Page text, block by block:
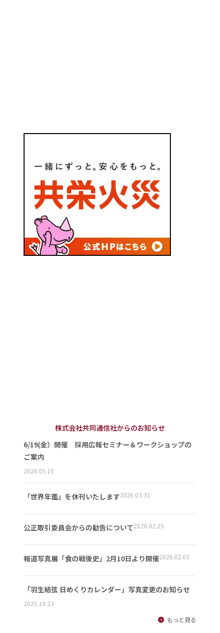
株式会社共同通信社からのお知らせ
6/19(金）開催 採用広報セミナー＆ワークショップの
ご案内
2026.05.10
「世界年鑑」を休刊いたします2026.03.31
公正取引委員会からの勧告について2026.02.25
報道写真展「食の戦後史」2月10日より開催2026.02.03
「羽生結弦 日めくりカレンダー」写真変更のお知らせ
2025.10.23
もっと見る